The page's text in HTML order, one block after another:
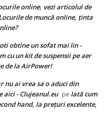
online, vezi articolul de
de muncă online, ținta
obtine un sofat mai lin -
cu un kit de suspensii pe aer
de la AirPower!
nu ai vrea sa o aduci din
aici - Clujeanul.eu pe Iată cum
hand, la prețuri excelente,